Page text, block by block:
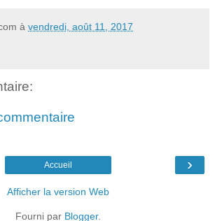
à vendredi, août 11, 2017
›
Accueil
Afficher la version Web
Fourni par Blogger.